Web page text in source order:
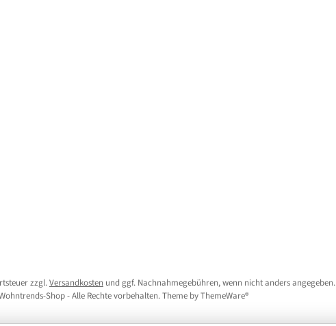
zzgl.Versandkosten und ggf. Nachnahmegebühren, wenn nicht anders angegeben.
Shop - Alle Rechte vorbehalten. Theme byThemeWare®